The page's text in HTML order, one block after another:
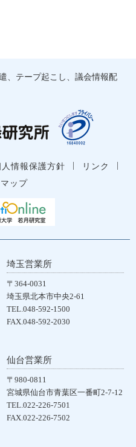
、テープ起こし、議会情報配
人情報保護方針 リンク
ップ
埼玉営業所
〒364-0031
埼玉県北本市中央2-61
TEL.048-592-1500
FAX.048-592-2030
仙台営業所
〒980-0811
宮城県仙台市青葉区一番町2-7-12
TEL.022-226-7501
FAX.022-226-7502